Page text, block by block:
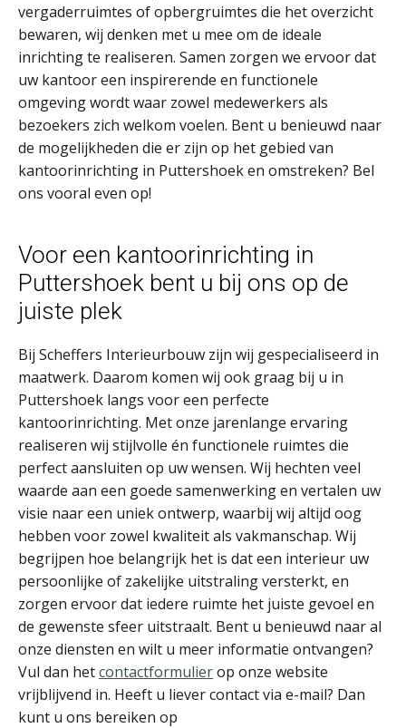
vergaderruimtes of opbergruimtes die het overzicht
bewaren, wij denken met u mee om de ideale
inrichting te realiseren. Samen zorgen we ervoor dat
uw kantoor een inspirerende en functionele
omgeving wordt waar zowel medewerkers als
bezoekers zich welkom voelen. Bent u benieuwd naar
de mogelijkheden die er zijn op het gebied van
kantoorinrichting in Puttershoek en omstreken? Bel
ons vooral even op!
Voor een kantoorinrichting in
Puttershoek bent u bij ons op de
juiste plek
Bij Scheffers Interieurbouw zijn wij gespecialiseerd in
maatwerk. Daarom komen wij ook graag bij u in
Puttershoek langs voor een perfecte
kantoorinrichting. Met onze jarenlange ervaring
realiseren wij stijlvolle én functionele ruimtes die
perfect aansluiten op uw wensen. Wij hechten veel
waarde aan een goede samenwerking en vertalen uw
visie naar een uniek ontwerp, waarbij wij altijd oog
hebben voor zowel kwaliteit als vakmanschap. Wij
begrijpen hoe belangrijk het is dat een interieur uw
persoonlijke of zakelijke uitstraling versterkt, en
zorgen ervoor dat iedere ruimte het juiste gevoel en
de gewenste sfeer uitstraalt. Bent u benieuwd naar al
onze diensten en wilt u meer informatie ontvangen?
Vul dan hetcontactformulierop onze website
vrijblijvend in. Heeft u liever contact via e-mail? Dan
kunt u ons bereiken op